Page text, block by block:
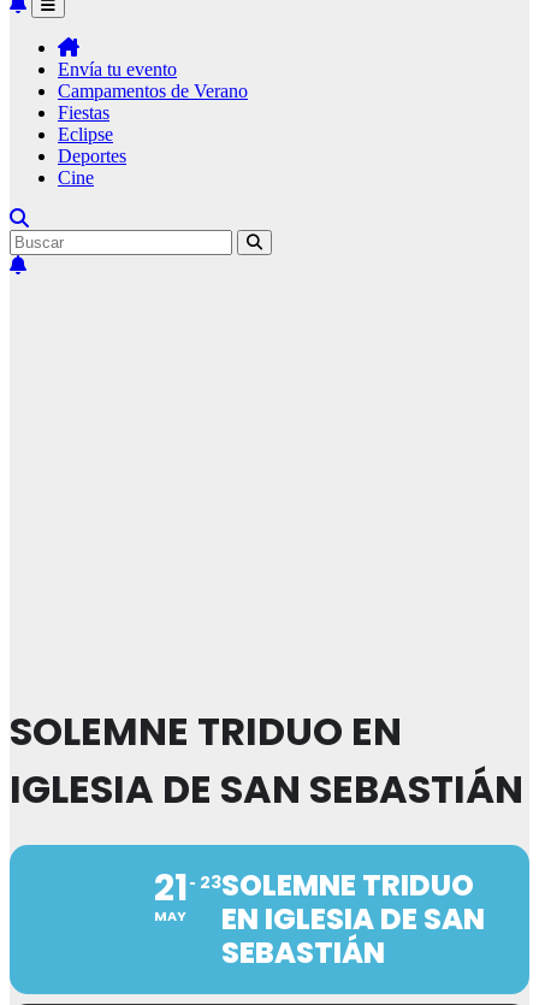
Envía tu evento
Campamentos de Verano
Fiestas
Eclipse
Deportes
Cine
SOLEMNE TRIDUO EN
IGLESIA DE SAN SEBASTIÁN
21
MAY
23SOLEMNE TRIDUO
EN IGLESIA DE SAN
SEBASTIÁN